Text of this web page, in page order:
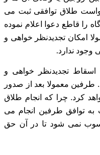
طلاق توافقی ثبت می
را قاطع دعوا اعلام نموده
امکان تجدیدنظر خواهی و
وجود ندارد.
تجدیدنظر خواهی و
طرفین معمولا بعد از صدور
کرد. چرا که انجام طلاق
به توافق طرفین انجام می
نمی شود تا در آن حق